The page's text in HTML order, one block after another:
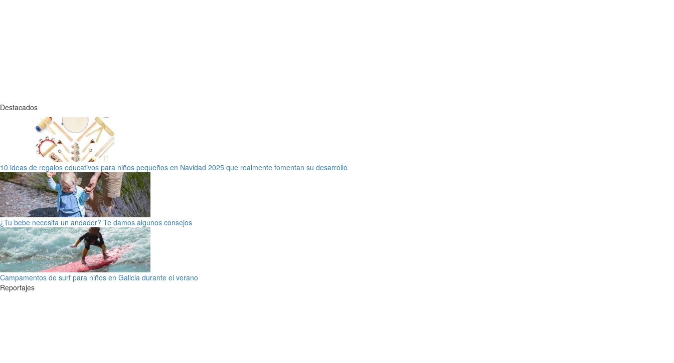
Destacados
10 ideas de regalos educativos para niños pequeños en Navidad 2025 que realmente fomentan su desarrollo
¿Tu bebe necesita un andador? Te damos algunos consejos
Campamentos de surf para niños en Galicia durante el verano
Reportajes